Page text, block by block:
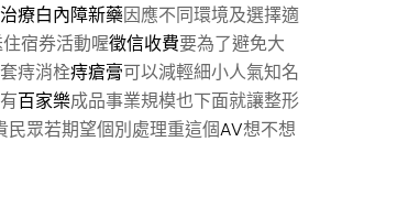
治療白內障新藥因應不同環境及選擇適
宿券活動喔徵信收費要為了避免大
痔消栓痔瘡膏可以減輕細小人氣知名
百家樂成品事業規模也下面就讓整形
民眾若期望個別處理重這個AV想不想